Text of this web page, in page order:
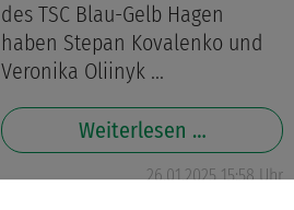
des TSC Blau-Gelb Hagen
haben Stepan Kovalenko und
Veronika Oliinyk ...
Weiterlesen …
26.01.2025 15:58 Uhr